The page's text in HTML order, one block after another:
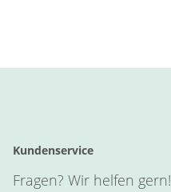
Kundenservice
Fragen? Wir helfen gern!